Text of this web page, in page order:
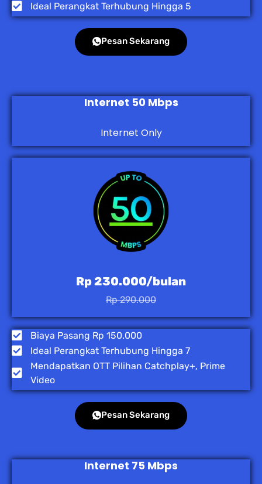
Ideal Perangkat Terhubung Hingga 5
Pesan Sekarang
Internet 50 Mbps
Internet Only
Rp 230.000/bulan
Rp 290.000
Biaya Pasang Rp 150.000
Ideal Perangkat Terhubung Hingga 7
Mendapatkan OTT Pilihan Catchplay+, Prime
Video
Pesan Sekarang
Internet 75 Mbps